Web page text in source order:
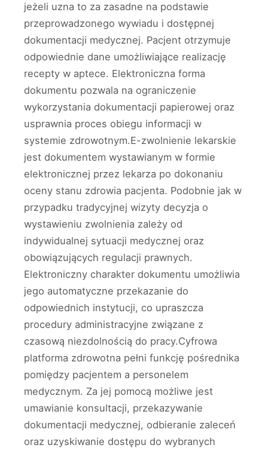
jeżeli uzna to za zasadne na podstawie
przeprowadzonego wywiadu i dostępnej
dokumentacji medycznej. Pacjent otrzymuje
odpowiednie dane umożliwiające realizację
recepty w aptece. Elektroniczna forma
dokumentu pozwala na ograniczenie
wykorzystania dokumentacji papierowej oraz
usprawnia proces obiegu informacji w
systemie zdrowotnym.E-zwolnienie lekarskie
jest dokumentem wystawianym w formie
elektronicznej przez lekarza po dokonaniu
oceny stanu zdrowia pacjenta. Podobnie jak w
przypadku tradycyjnej wizyty decyzja o
wystawieniu zwolnienia zależy od
indywidualnej sytuacji medycznej oraz
obowiązujących regulacji prawnych.
Elektroniczny charakter dokumentu umożliwia
jego automatyczne przekazanie do
odpowiednich instytucji, co upraszcza
procedury administracyjne związane z
czasową niezdolnością do pracy.Cyfrowa
platforma zdrowotna pełni funkcję pośrednika
pomiędzy pacjentem a personelem
medycznym. Za jej pomocą możliwe jest
umawianie konsultacji, przekazywanie
dokumentacji medycznej, odbieranie zaleceń
oraz uzyskiwanie dostępu do wybranych